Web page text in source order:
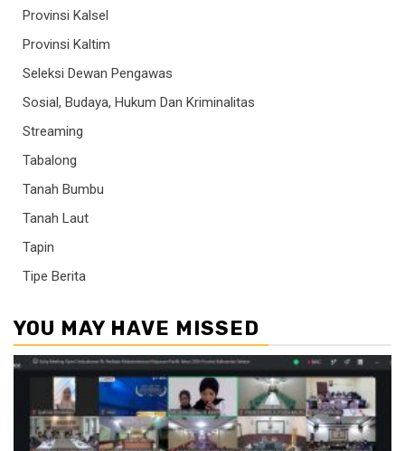
Provinsi Kalsel
Provinsi Kaltim
Seleksi Dewan Pengawas
Sosial, Budaya, Hukum Dan Kriminalitas
Streaming
Tabalong
Tanah Bumbu
Tanah Laut
Tapin
Tipe Berita
YOU MAY HAVE MISSED